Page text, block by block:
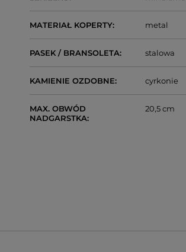
MATERIAŁ KOPERTY metal
PASEK / BRANSOLETA stalowa
KAMIENIE OZDOBNE cyrkonie
MAX. OBWÓD
NADGARSTKA
20,5 cm